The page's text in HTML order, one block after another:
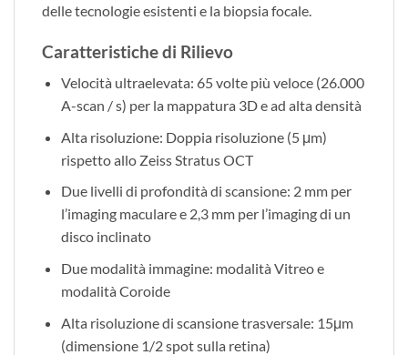
delle tecnologie esistenti e la biopsia focale.
Caratteristiche di Rilievo
Velocità ultraelevata: 65 volte più veloce (26.000
A-scan / s) per la mappatura 3D e ad alta densità
Alta risoluzione: Doppia risoluzione (5 μm)
rispetto allo Zeiss Stratus OCT
Due livelli di profondità di scansione: 2 mm per
l’imaging maculare e 2,3 mm per l’imaging di un
disco inclinato
Due modalità immagine: modalità Vitreo e
modalità Coroide
Alta risoluzione di scansione trasversale: 15μm
(dimensione 1/2 spot sulla retina)